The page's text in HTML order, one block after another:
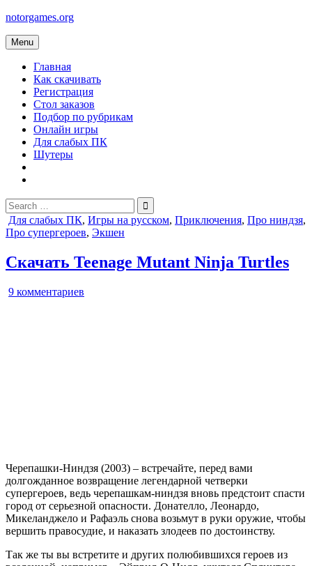
Skip
content
notorgames.org
Menu
Главная
Как скачивать
Регистрация
Стол заказов
Подбор по рубрикам
Онлайн игры
Для слабых ПК
Шутеры
Search
for:
Posted
in
Для слабых ПК, Игры на русском, Приключения, Про ниндзя,
Про супергероев, Экшен
Скачать Teenage Mutant Ninja Turtles
9 комментариев
Черепашки-Ниндзя (2003) – встречайте, перед вами
долгожданное возвращение легендарной четверки
супергероев, ведь черепашкам-ниндзя вновь предстоит спасти
город от серьезной опасности. Донателло, Леонардо,
Микеланджело и Рафаэль снова возьмут в руки оружие, чтобы
вершить правосудие, и наказать злодеев по достоинству.
Так же ты вы встретите и других полюбившихся героев из